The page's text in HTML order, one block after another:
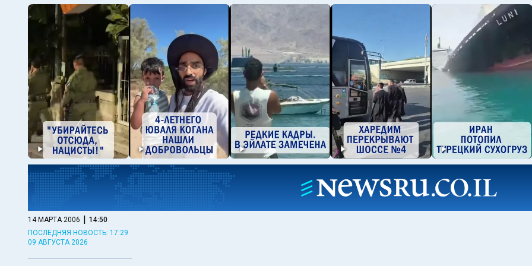
14 МАРТА 2006 | 14:50
ПОСЛЕДНЯЯ НОВОСТЬ: 17:29
09 АВГУСТА 2026